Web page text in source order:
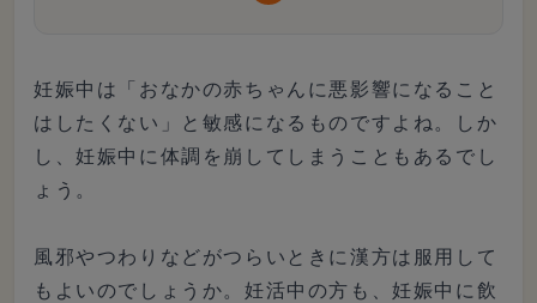
妊娠中は「おなかの赤ちゃんに悪影響になること
はしたくない」と敏感になるものですよね。しか
し、妊娠中に体調を崩してしまうこともあるでし
ょう。
風邪やつわりなどがつらいときに漢方は服用して
もよいのでしょうか。妊活中の方も、妊娠中に飲